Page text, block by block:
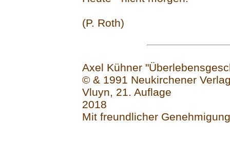
(P. Roth)
Axel Kühner
© & 1991 Neukirchener
Vluyn, 21. Auflage
2018
Mit freundlicher